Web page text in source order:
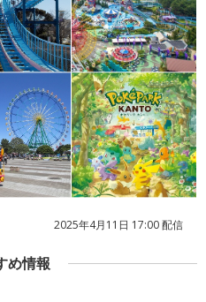
2025年4月11日 17:00 配信
め情報